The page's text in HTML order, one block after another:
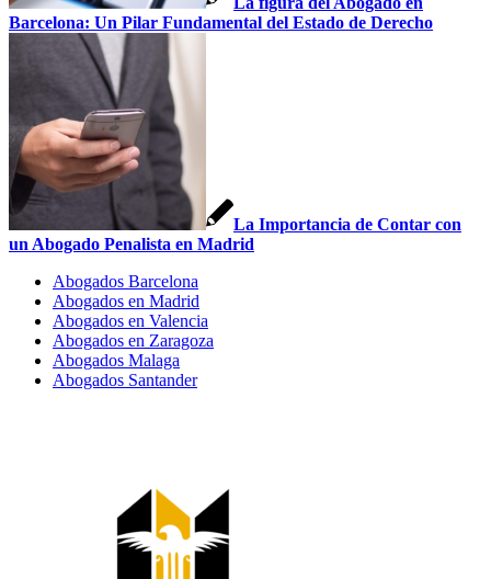
Barcelona: Un Pilar Fundamental del Estado de Derecho
La Importancia de Contar con
un Abogado Penalista en Madrid
Abogados Barcelona
Abogados en Madrid
Abogados en Valencia
Abogados en Zaragoza
Abogados Malaga
Abogados Santander